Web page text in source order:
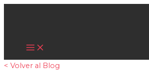
Ir
Main
< Volver al Blog